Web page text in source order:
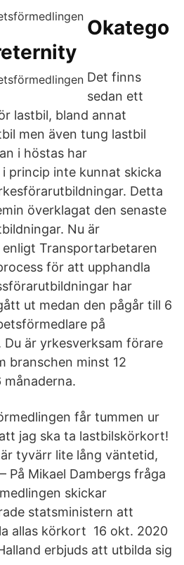
Okatego
Det finns
sedan ett
lastbil, bland annat
men även tung lastbil
i höstas har
princip inte kunnat skicka
Detta
överklagat den senaste
Nu är
Transportarbetaren
för att upphandla
har
ut medan den pågår till 6
på
är yrkesverksam förare
branschen minst 12
månaderna.
får tummen ur
jag ska ta lastbilskörkort!
tyvärr lite lång väntetid,
Mikael Dambergs fråga
skickar
statsministern att
allas körkort 16 okt. 2020
erbjuds att utbilda sig